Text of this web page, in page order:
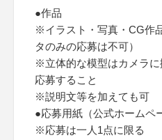
●作品
※イラスト・写真・CG作
タのみの応募は不可）
※立体的な模型はカメラ
応募すること
※説明文等を加えても可
●応募用紙（公式ホームペ
※応募は一人1点に限る